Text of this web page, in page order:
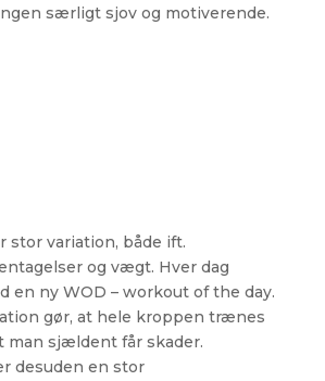
særligt sjov og motiverende.
stor variation, både ift.
og vægt. Hver dag
en ny WOD – workout of the day.
gør, at hele kroppen trænes
man sjældent får skader.
desuden en stor